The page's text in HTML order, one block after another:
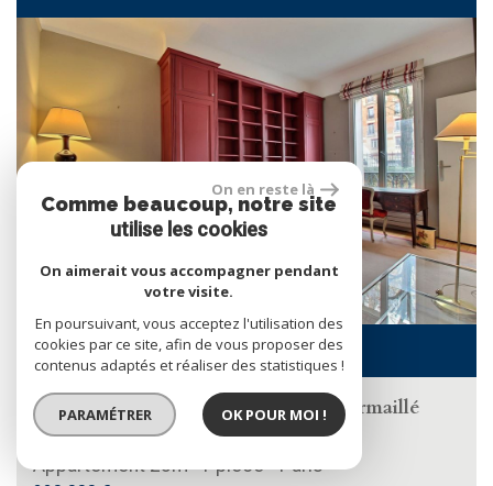
5KM 10KM 25KM
RECHERCHER
+ de critères +
PARIS 16 - PORTE D'AUTEUIL - Armaillé
immobilier vous ...
Appartement 23m² 1 pièce - Paris
On en reste là
Comme beaucoup, notre site
utilise les cookies
On aimerait vous accompagner pendant
votre visite.
En poursuivant, vous acceptez l'utilisation des
cookies par ce site, afin de vous proposer des
contenus adaptés et réaliser des statistiques !
PARAMÉTRER OK POUR MOI !